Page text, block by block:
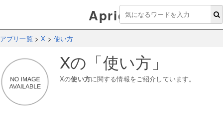
Aprico
アプリ一覧 >X > 使い方
Xの「使い方 」
Xの使い方に関する情報をご紹介しています。